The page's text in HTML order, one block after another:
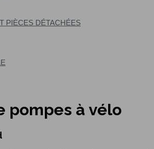
PIÈCES DÉTACHÉES
pompes à vélo